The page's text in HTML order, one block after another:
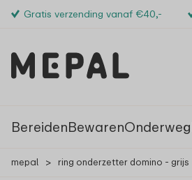
Gratis verzending vanaf €40,-
BereidenBewarenOnderweg
mepal > ring onderzetter domino - grijs